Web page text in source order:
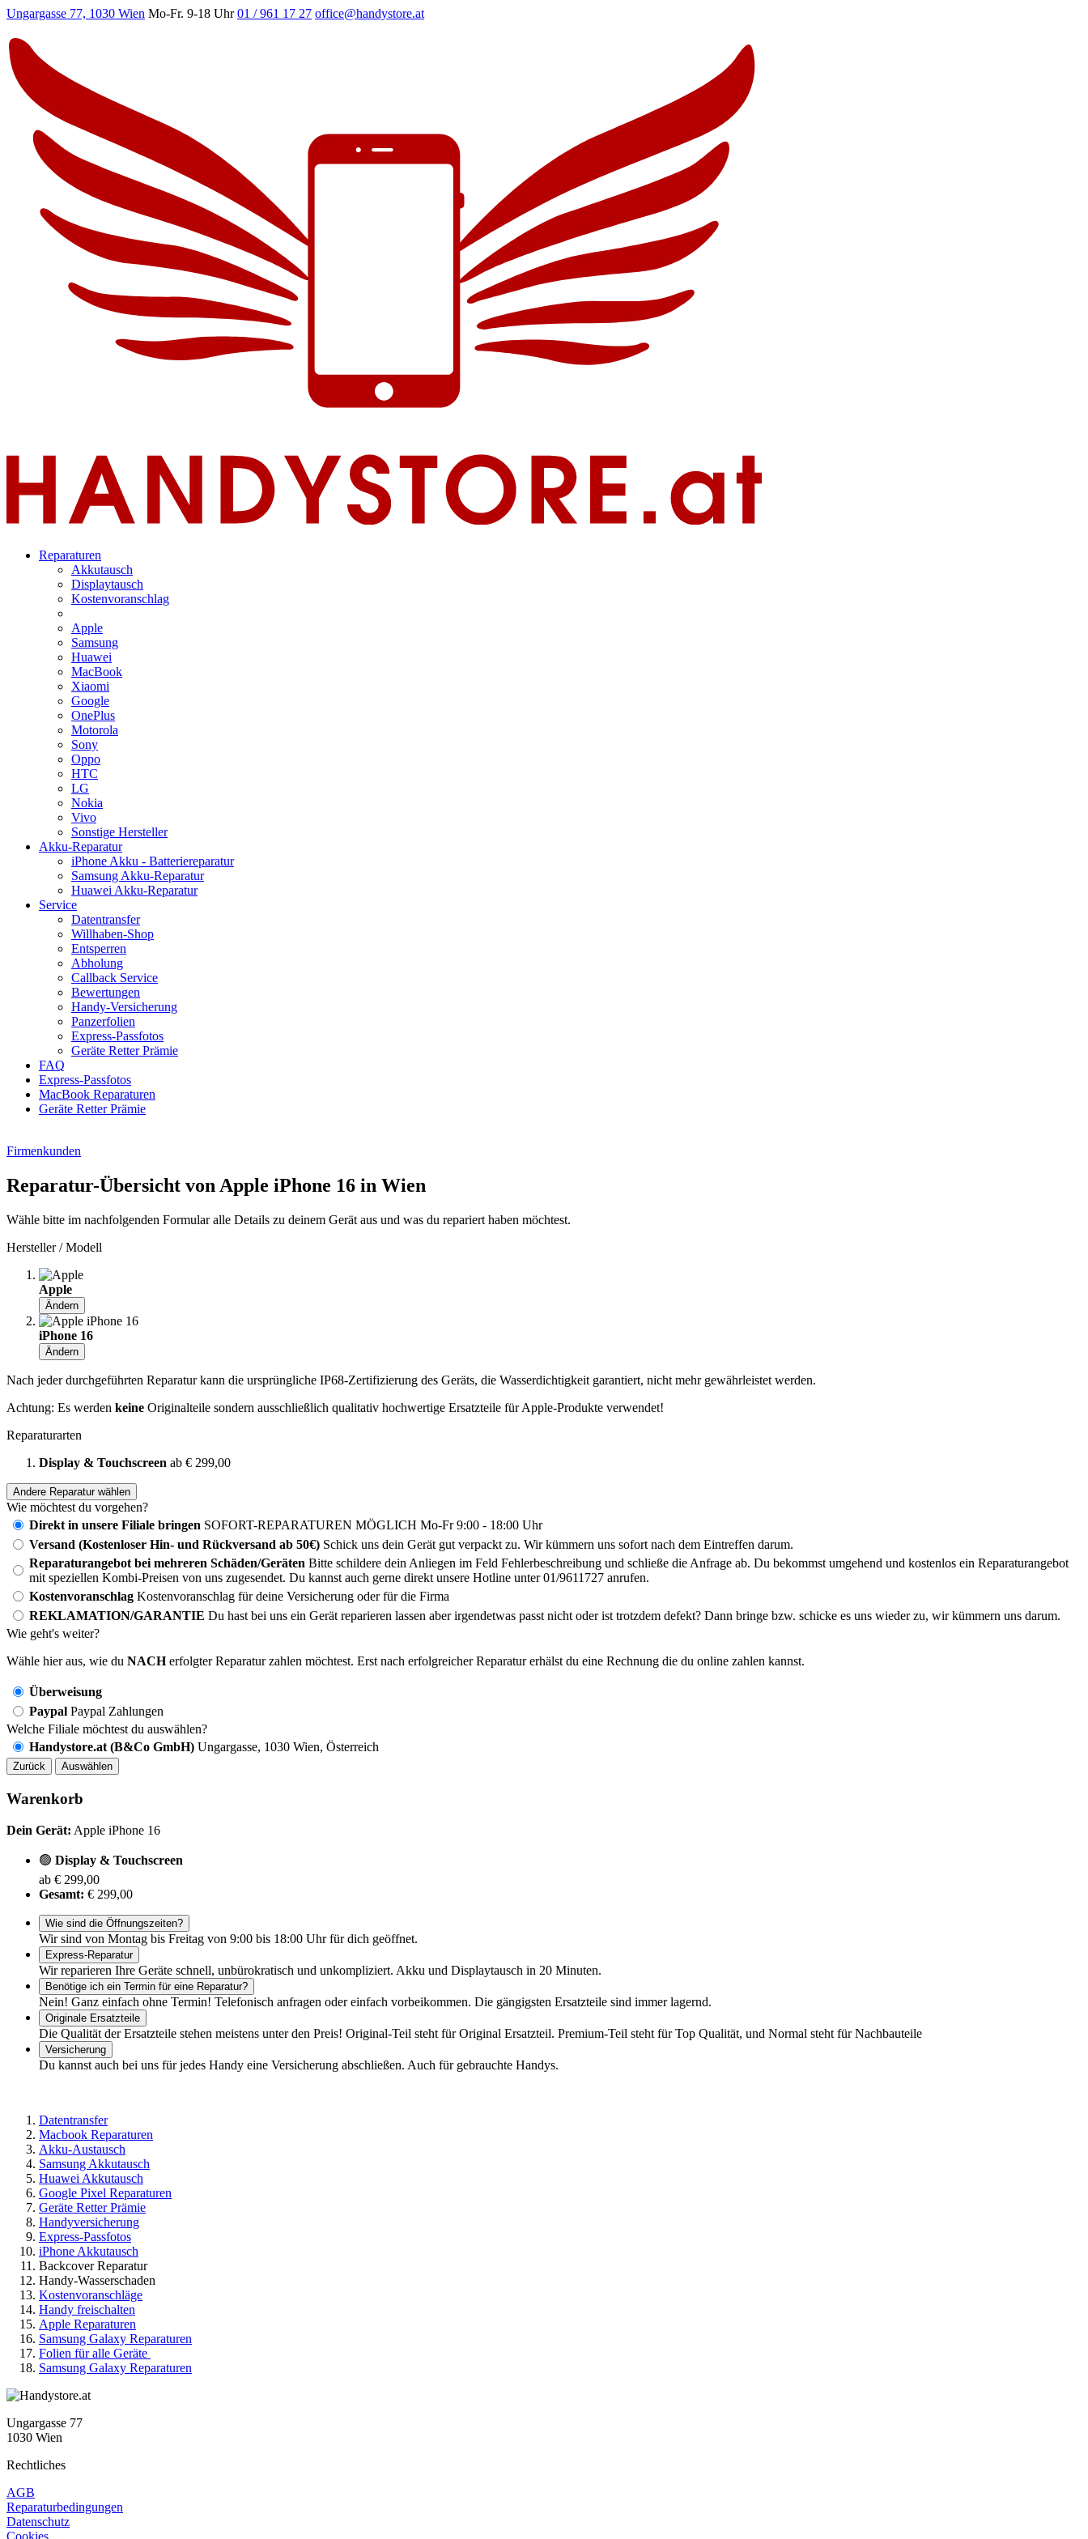
Ungargasse 77, 1030 Wien Mo-Fr. 9-18 Uhr 01 / 961 17 27 office@handystore.at
Reparaturen
Akkutausch
Displaytausch
Kostenvoranschlag
Apple
Samsung
Huawei
MacBook
Xiaomi
Google
OnePlus
Motorola
Sony
Oppo
HTC
LG
Nokia
Vivo
Sonstige Hersteller
Akku-Reparatur
iPhone Akku - Batteriereparatur
Samsung Akku-Reparatur
Huawei Akku-Reparatur
Service
Datentransfer
Willhaben-Shop
Entsperren
Abholung
Callback Service
Bewertungen
Handy-Versicherung
Panzerfolien
Express-Passfotos
Geräte Retter Prämie
FAQ
Express-Passfotos
MacBook Reparaturen
Geräte Retter Prämie
Firmenkunden
Reparatur-Übersicht von Apple iPhone 16 in Wien
Wähle bitte im nachfolgenden Formular alle Details zu deinem Gerät aus und was du repariert haben möchtest.
Hersteller / Modell
Apple
Ändern
iPhone 16
Ändern
Nach jeder durchgeführten Reparatur kann die ursprüngliche IP68-Zertifizierung des Geräts, die Wasserdichtigkeit garantiert, nicht mehr gewährleistet werden.
Achtung: Es werden keine Originalteile sondern ausschließlich qualitativ hochwertige Ersatzteile für Apple-Produkte verwendet!
Reparaturarten
Display & Touchscreen ab € 299,00
Andere Reparatur wählen
Wie möchtest du vorgehen?
Direkt in unsere Filiale bringen SOFORT-REPARATUREN MÖGLICH Mo-Fr 9:00 - 18:00 Uhr
Versand (Kostenloser Hin- und Rückversand ab 50€) Schick uns dein Gerät gut verpackt zu. Wir kümmern uns sofort nach dem Eintreffen darum.
Reparaturangebot bei mehreren Schäden/Geräten Bitte schildere dein Anliegen im Feld Fehlerbeschreibung und schließe die Anfrage ab. Du bekommst umgehend und kostenlos ein Reparaturangebot
mit speziellen Kombi-Preisen von uns zugesendet. Du kannst auch gerne direkt unsere Hotline unter 01/9611727 anrufen.
Kostenvoranschlag Kostenvoranschlag für deine Versicherung oder für die Firma
REKLAMATION/GARANTIE Du hast bei uns ein Gerät reparieren lassen aber irgendetwas passt nicht oder ist trotzdem defekt? Dann bringe bzw. schicke es uns wieder zu, wir kümmern uns darum.
Wie geht's weiter?
Wähle hier aus, wie du NACHerfolgter Reparatur zahlen möchtest. Erst nach erfolgreicher Reparatur erhälst du eine Rechnung die du online zahlen kannst.
Überweisung
Paypal Paypal Zahlungen
Welche Filiale möchtest du auswählen?
Handystore.at (B&Co GmbH) Ungargasse, 1030 Wien, Österreich
Zurück Auswählen
Warenkorb
Dein Gerät: Apple iPhone 16
🟢 Display & Touchscreen
ab € 299,00
Gesamt: € 299,00
Wie sind die Öffnungszeiten?
Wir sind von Montag bis Freitag von 9:00 bis 18:00 Uhr für dich geöffnet.
Express-Reparatur
Wir reparieren Ihre Geräte schnell, unbürokratisch und unkompliziert. Akku und Displaytausch in 20 Minuten.
Benötige ich ein Termin für eine Reparatur?
Nein! Ganz einfach ohne Termin! Telefonisch anfragen oder einfach vorbeikommen. Die gängigsten Ersatzteile sind immer lagernd.
Originale Ersatzteile
Die Qualität der Ersatzteile stehen meistens unter den Preis! Original-Teil steht für Original Ersatzteil. Premium-Teil steht für Top Qualität, und Normal steht für Nachbauteile
Versicherung
Du kannst auch bei uns für jedes Handy eine Versicherung abschließen. Auch für gebrauchte Handys.
Datentransfer
Macbook Reparaturen
Akku-Austausch
Samsung Akkutausch
Huawei Akkutausch
Google Pixel Reparaturen
Geräte Retter Prämie
Handyversicherung
Express-Passfotos
iPhone Akkutausch
Backcover Reparatur
Handy-Wasserschaden
Kostenvoranschläge
Handy freischalten
Apple Reparaturen
Samsung Galaxy Reparaturen
Folien für alle Geräte
Samsung Galaxy Reparaturen
Ungargasse 77
1030 Wien
Rechtliches
AGB
Reparaturbedingungen
Datenschutz
Cookies